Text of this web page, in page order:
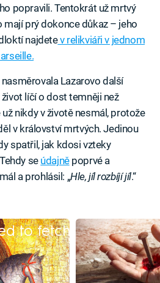
popravili. Tentokrát už mrtvý
mají prý dokonce důkaz – jeho
najdetev relikviáři v jednom
Lazarovo další
líčí o dost temněji než
nikdy v životě nesmál, protože
v království mrtvých. Jedinou
spatřil, jak kdosi vzteky
seúdajněpoprvé a
a prohlásil: „Hle, jíl rozbíjí jíl.“
to fetch